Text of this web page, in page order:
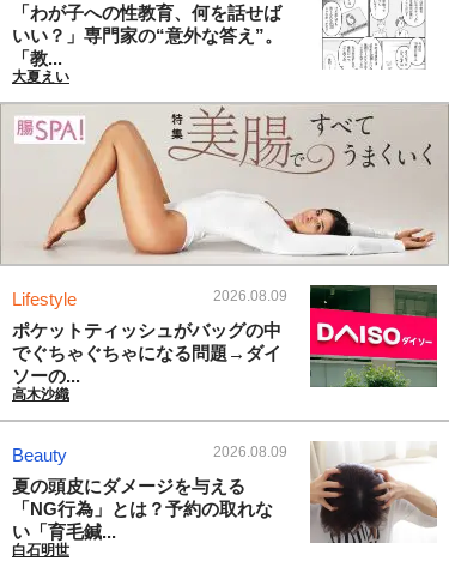
「わが子への性教育、何を話せば
いい？」専門家の“意外な答え”。
「教...
大夏えい
Lifestyle 2026.08.09
ポケットティッシュがバッグの中
でぐちゃぐちゃになる問題→ダイ
ソーの...
高木沙織
Beauty 2026.08.09
夏の頭皮にダメージを与える
「NG行為」とは？予約の取れな
い「育毛鍼...
白石明世